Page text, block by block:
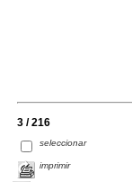
3 / 216
seleccionar
imprimir